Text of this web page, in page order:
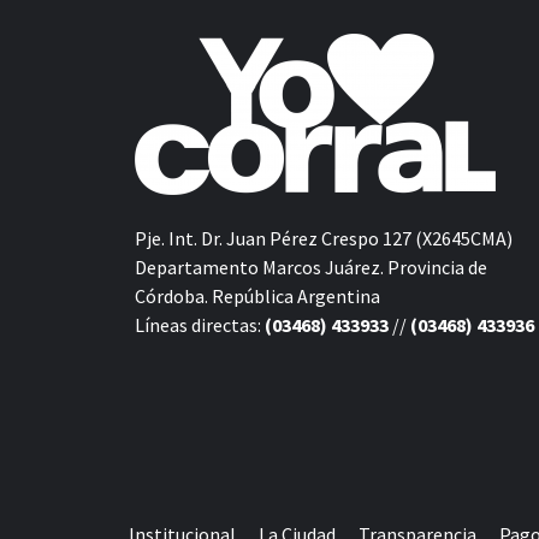
Pje. Int. Dr. Juan Pérez Crespo 127 (X2645CMA)
Departamento Marcos Juárez. Provincia de
Córdoba. República Argentina
Líneas directas: (03468) 433933 // (03468) 433936